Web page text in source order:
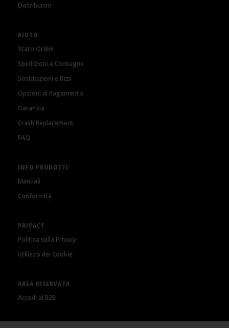
Distributori
AIUTO
Stato Ordini
Spedizioni e Consegne
Sostituzioni e Resi
Opzioni di Pagamento
Garanzia
Crash Replacement
FAQ
INFO PRODOTTI
Manuali
Conformità
PRIVACY
Politica sulla Privacy
Utilizzo dei Cookie
AREA RISERVATA
Accedi al B2B